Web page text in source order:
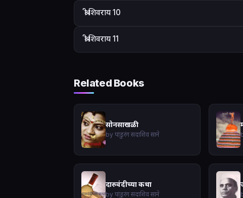
श्री शिवराय 10
श्री शिवराय 11
Related Books
सोनसाखळी
by पांडुरंग सदाशिव साने
दारुवंदीच्या कथा
by पांडुरंग सदाशिव साने